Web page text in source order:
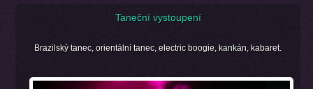
Taneční vystoupení
Brazilský tanec, orientální tanec, electric boogie, kankán, kabaret.